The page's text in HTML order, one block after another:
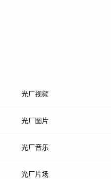
光厂视频
上传视频
光厂图片
上传图片
光厂音乐
热门音乐
光厂片场